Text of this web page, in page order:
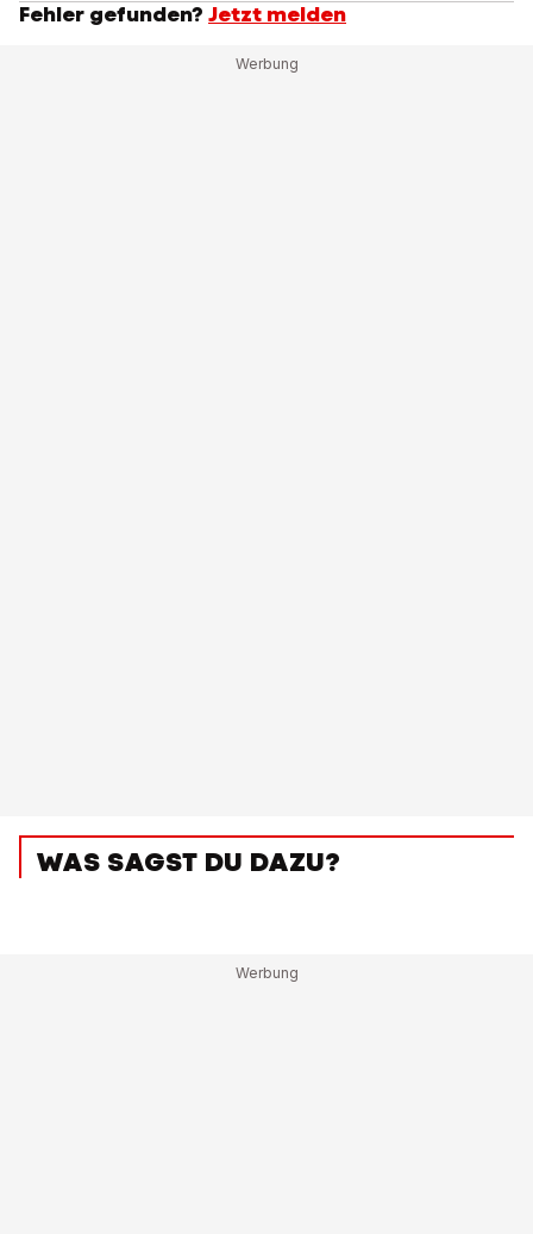
Fehler gefunden? Jetzt melden
WAS SAGST DU DAZU?